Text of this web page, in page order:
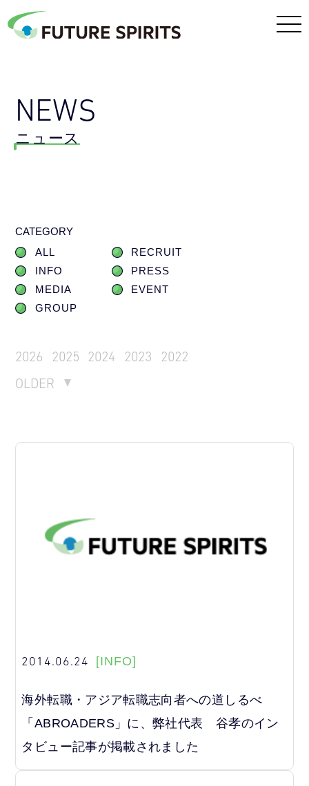
NEWS
ニュース
CATEGORY
ALL
RECRUIT
INFO
PRESS
MEDIA
EVENT
GROUP
2026 2025 2024 2023
2022
OLDER
2014.06.24 [INFO]
海外転職・アジア転職志向者への道しるべ
「ABROADERS」に、弊社代表 谷孝のイン
タビュー記事が掲載されました